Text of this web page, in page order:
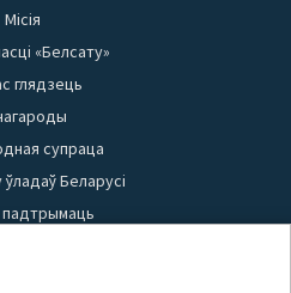
Місія
«Белсату»
глядзець
супраца
ўладаў Беларусі
падтрымаць
матэрыялаў